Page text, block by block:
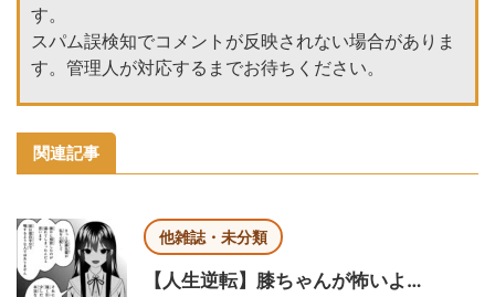
す。
スパム誤検知でコメントが反映されない場合がありま
す。管理人が対応するまでお待ちください。
関連記事
他雑誌・未分類
【人生逆転】膝ちゃんが怖いよ…